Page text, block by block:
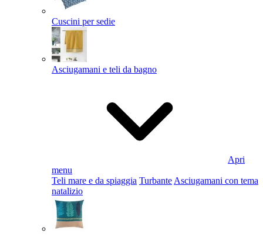
Cuscini per sedie
Asciugamani e teli da bagno
Apri
menu
Teli mare e da spiaggia Turbante Asciugamani con tema
natalizio